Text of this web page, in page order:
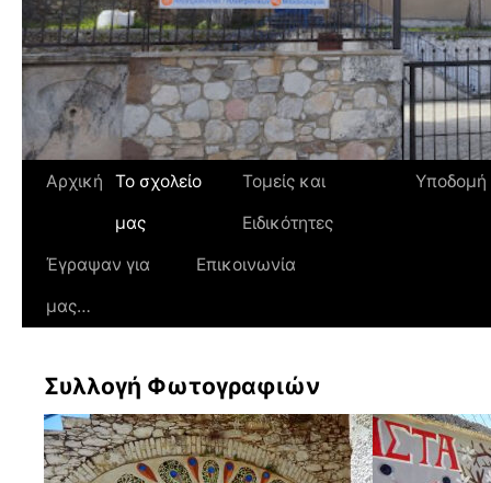
Αρχική
Το σχολείο
μας
Τομείς και
Ειδικότητες
Υποδομή
Έγραψαν για
μας…
Επικοινωνία
Συλλογή Φωτογραφιών